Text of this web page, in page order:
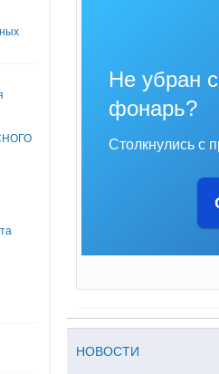
Не убран
фонарь?
Столкнулись с
НОВОСТИ